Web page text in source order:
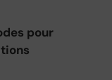
pour